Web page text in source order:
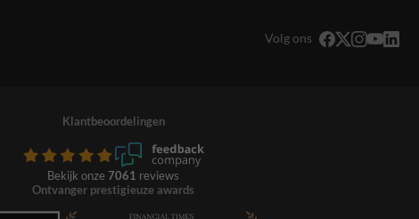
Volg ons
Klantbeoordelingen
Bekijk onze 7061 reviews
Ontvanger prestigieuze awards